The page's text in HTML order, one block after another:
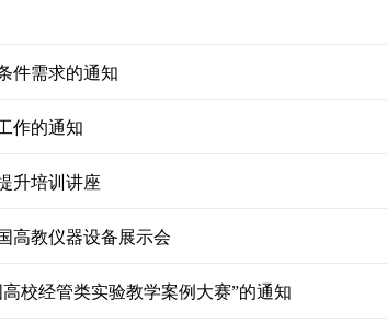
件需求的通知
作的通知
升培训讲座
高教仪器设备展示会
校经管类实验教学案例大赛”的通知